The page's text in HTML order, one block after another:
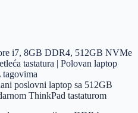
i7, 8GB DDR4, 512GB NVMe
tastatura | Polovan laptop
poslovni laptop sa 512GB
ThinkPad tastaturom